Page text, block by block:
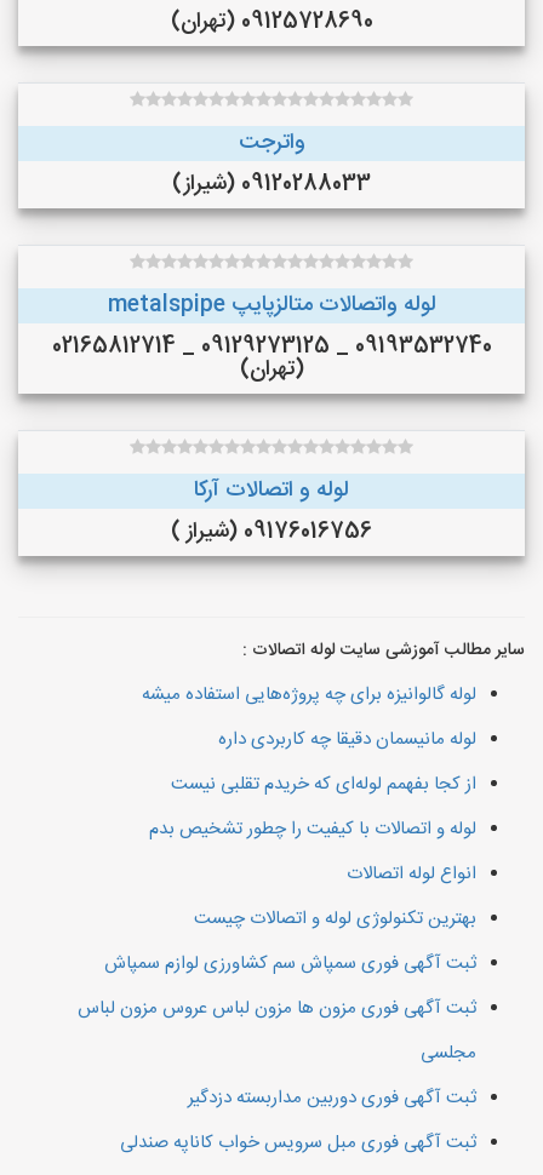
09125728690 (تهران)
واترجت
09120288033 (شیراز)
لوله واتصالات متالزپایپ metalspipe
09193532740 _ 09129273125 _ 02165812714
(تهران)
لوله و اتصالات آرکا
09176016756 (شیراز )
سایر مطالب آموزشی سایت لوله اتصالات :
لوله گالوانیزه برای چه پروژه‌هایی استفاده میشه
لوله مانیسمان دقیقا چه کاربردی داره
از کجا بفهمم لوله‌ای که خریدم تقلبی نیست
لوله و اتصالات با کیفیت را چطور تشخیص بدم
انواع لوله اتصالات
بهترین تکنولوژی لوله و اتصالات چیست
ثبت آگهی فوری سمپاش سم کشاورزی لوازم سمپاش
ثبت آگهی فوری مزون ها مزون لباس عروس مزون لباس
مجلسی
ثبت آگهی فوری دوربین مداربسته دزدگیر
ثبت آگهی فوری مبل سرویس خواب کاناپه صندلی